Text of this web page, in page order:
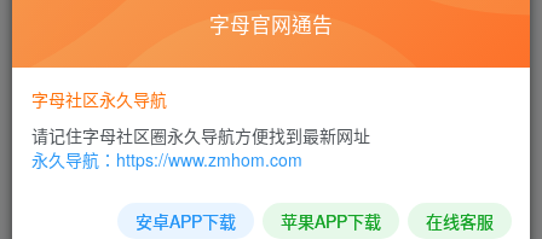
45
[视频名称] : 精彩绝对好看！日本颜面殴打系列！
[视频大小] : 1.35 GB
字母官网通告
字母社区永久导航
请记住字母社区圈永久导航方便找到最新网址
永久导航：https://www.zmhom.com
安卓APP下载 苹果APP下载 在线客服